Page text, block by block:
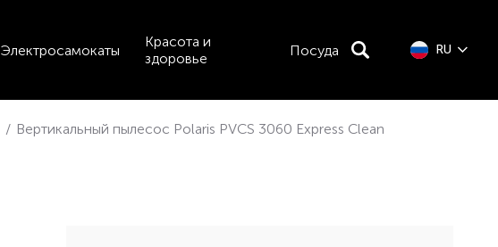
Электросамокаты
Красота и
здоровье
Посуда RU
/ Вертикальный пылесос Polaris PVCS 3060 Express Clean